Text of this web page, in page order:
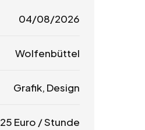
04/08/2026
Wolfenbüttel
Grafik, Design
25 Euro / Stunde